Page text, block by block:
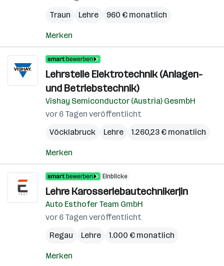
Traun
Lehre 960 € monatlich
Merken
Lehrstelle Elektrotechnik (Anlagen-
und Betriebstechnik)
Vishay Semiconductor (Austria) GesmbH
vor 6 Tagen veröffentlicht
Vöcklabruck
Lehre 1.260,23 € monatlich
Merken
Einblicke
Lehre Karosseriebautechniker|in
Auto Esthofer Team GmbH
vor 6 Tagen veröffentlicht
Regau
Lehre 1.000 € monatlich
Merken